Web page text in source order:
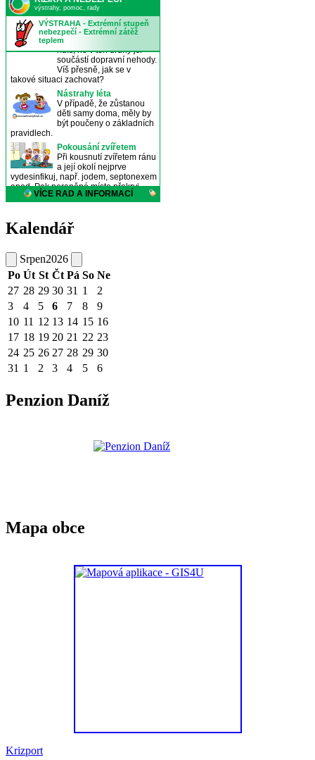
Kalendář
Srpen2026
Po Út St Čt Pá So Ne
27 28 29 30 31 1
2
3
4 5 6 7 8
9
10 11 12 13 14 15 16
17 18 19 20 21 22 23
24 25 26 27 28 29 30
31 1 2 3 4 5 6
Penzion Daníž
Mapa obce
Krizport